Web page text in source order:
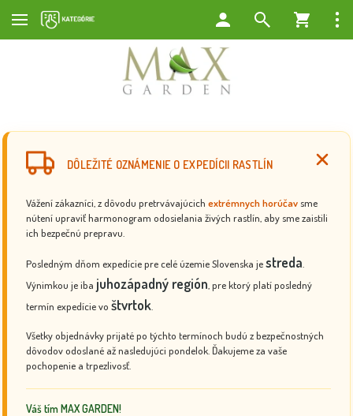
DÔLEŽITÉ OZNÁMENIE O EXPEDÍCII RASTLÍN
Vážení zákazníci, z dôvodu pretrvávajúcich extrémnych horúčav sme
nútení upraviť harmonogram odosielania živých rastlín, aby sme zaistili
ich bezpečnú prepravu.
Posledným dňom expedície pre celé územie Slovenska jestreda
Výnimkou je iba juhozápadný región , pre ktorý platí posledný
termín expedície vo štvrtok
Všetky objednávky prijaté po týchto termínoch budú z bezpečnostných
dôvodov odoslané až nasledujúci pondelok. Ďakujeme za vaše
pochopenie a trpezlivosť.
Váš tím MAX GARDEN!